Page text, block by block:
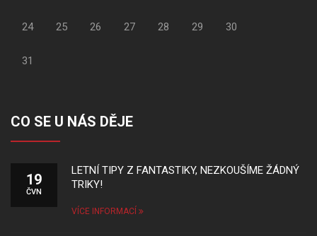
24 25 26 27 28 29 30
31
CO SE U NÁS DĚJE
19
ČVN
LETNÍ TIPY Z FANTASTIKY, NEZKOUŠÍME ŽÁDNÝ
TRIKY!
VÍCE INFORMACÍ